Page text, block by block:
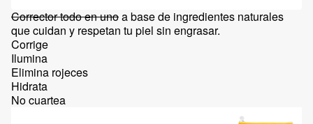
Corrector todo en unoa base de ingredientes naturales
que cuidan y respetan tu piel sin engrasar.
Corrige
Ilumina
Elimina rojeces
Hidrata
No cuartea